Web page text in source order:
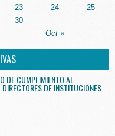
Oct »
23 24
25
30
DE CUMPLIMIENTO AL
DE INSTITUCIONES